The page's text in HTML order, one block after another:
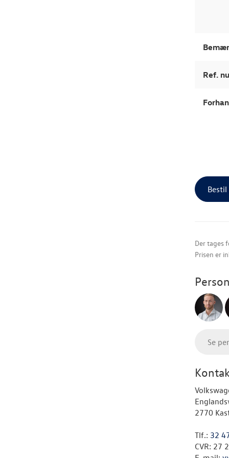
Ref.
Der tages
Prisen er
Se
2770
Tlf.: 32
CVR: 27